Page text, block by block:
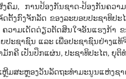
ງຄົມ, ການປ້ອງກັນຊາດ-ປ້ອງກັນຄ
ຕັ້ງກົງຈັກລັດ ຂອງລະບອບປະຊາທິປ
ວາມເດັດດ່ຽວຕັດສິນໃຈອັນແຮງກ້າ
ປະຊາຊົນ ແລະ ເພື່ອປະຊາຊົນຢ່າງແ
ກຄີ ເປັນປຶກແຜ່ນ, ປະຊາທິປະໄຕ, ຍຸຕິ
ມສະຫຼອງວັນລັດຖະທໍາມະນູນແຫ່ງ